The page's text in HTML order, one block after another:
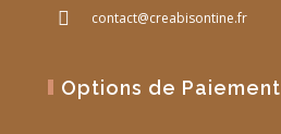
contact@creabisontine.fr
Options de Paiement